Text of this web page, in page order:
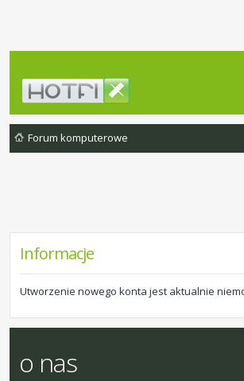
Forum komputerowe
Informacje
Utworzenie nowego konta jest aktualnie
o nas